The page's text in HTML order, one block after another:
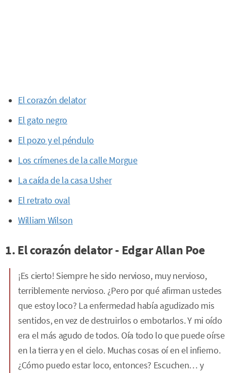
El corazón delator
El gato negro
El pozo y el péndulo
Los crímenes de la calle Morgue
La caída de la casa Usher
El retrato oval
William Wilson
1. El corazón delator - Edgar Allan Poe
¡Es cierto! Siempre he sido nervioso, muy nervioso,
terriblemente nervioso. ¿Pero por qué afirman ustedes
que estoy loco? La enfermedad había agudizado mis
sentidos, en vez de destruirlos o embotarlos. Y mi oído
era el más agudo de todos. Oía todo lo que puede oírse
en la tierra y en el cielo. Muchas cosas oí en el infierno.
¿Cómo puedo estar loco, entonces? Escuchen… y